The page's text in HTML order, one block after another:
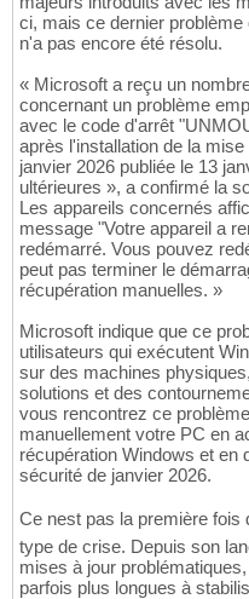
ci, mais ce dernier
n'a pas encore été résolu.
« Microsoft a reçu un
concernant un problème
avec le code d'arrêt
après l'installation de la
janvier 2026 publiée le 13
ultérieures », a confirmé la
Les appareils concernés
message "Votre appareil a
redémarré. Vous pouvez
peut pas terminer le
récupération manuelles. »
Microsoft indique que ce
utilisateurs qui exécutent
sur des machines
solutions et des
vous rencontrez ce
manuellement votre PC en
récupération Windows et en
sécurité de janvier 2026.
Ce nest pas la première
type de crise. Depuis son
mises à jour
parfois plus longues à